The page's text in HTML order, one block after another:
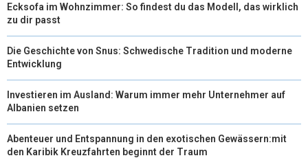
Ecksofa im Wohnzimmer: So findest du das Modell, das wirklich
zu dir passt
Die Geschichte von Snus: Schwedische Tradition und moderne
Entwicklung
Investieren im Ausland: Warum immer mehr Unternehmer auf
Albanien setzen
Abenteuer und Entspannung in den exotischen Gewässern:mit
den Karibik Kreuzfahrten beginnt der Traum